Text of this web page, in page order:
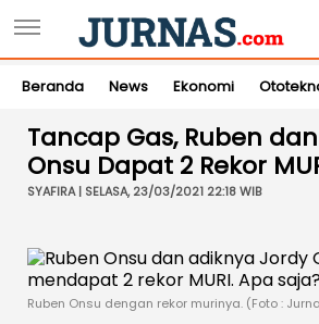
Beranda News Ekonomi
Tancap Gas, Ruben
Onsu Dapat 2 Rekor
SYAFIRA | SELASA, 23/03/2021 22:18 WIB
Ruben Onsu dengan rekor murinya. (Foto :